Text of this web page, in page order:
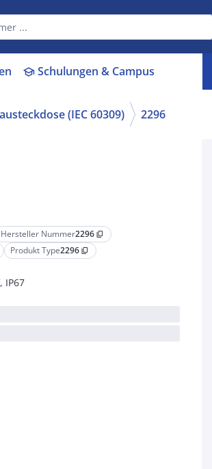
schoolSchulungen & Campus
(IEC 60309) 2296
Hersteller Nummer2296 content_copy
Produkt Type2296 content_copy
IP67